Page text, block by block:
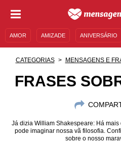
AMOR AMIZADE ANIVERSÁRIO
CATEGORIAS MENSAGENS E
FRASES
Já dizia William Shakespeare: Há
pode imaginar nossa vã filosofia.
sobre o nosso